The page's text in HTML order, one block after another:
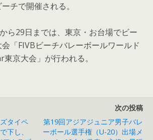
チで開催される。
ら29日までは、東京・お台場でビー
「FIVBビーチバレーボールワールド
京大会」が行われる。
タイペ
下し、
次の投稿
第19回アジアジュニア男子バレ
ーボール選手権（U-20）出場メ